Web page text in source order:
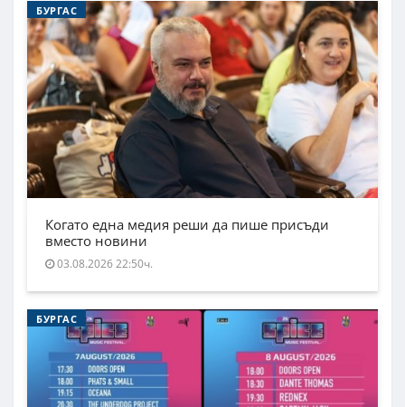
БУРГАС
Когато една медия реши да пише присъди
вместо новини
03.08.2026 22:50ч.
БУРГАС